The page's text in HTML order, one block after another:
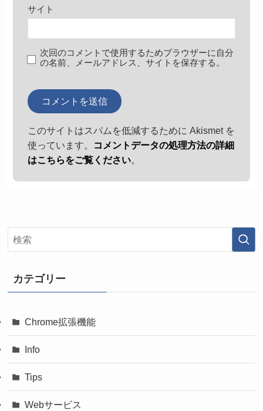
サイト
次回のコメントで使用するためブラウザーに自分
の名前、メールアドレス、サイトを保存する。
このサイトはスパムを低減するために Akismet を
使っています。
コメントデータの処理方法の詳細
はこちらをご覧ください。
カテゴリー
Chrome拡張機能
Info
Tips
Webサービス